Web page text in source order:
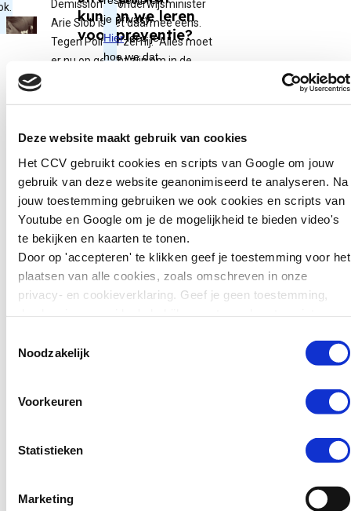
Deze website maakt gebruik van cookies
Het CCV gebruikt cookies en scripts van Google om jouw
gebruik van deze website geanonimiseerd te analyseren. Na
jouw toestemming gebruiken we ook cookies en scripts van
Youtube en Google om je de mogelijkheid te bieden video's
te bekijken en kaarten te tonen.
Door op 'accepteren' te klikken geef je toestemming voor het
plaatsen van alle cookies, zoals omschreven in onze
privacy- en cookieverklaring. Geef je geen toestemming,
Noodzakelijk
Voorkeuren
Statistieken
Marketing
Demissionair onderwijsminister
Arie Slob is het daarmee eens.
Tegen Pointer zei hij: “Alles moet
er nu op gericht zijn om in de
verankeren dat mediawijsheid op
gesteld.”
Hulp zoeken
OpPointer.nlkun je de ervaring van
Nienke met online shaming lezen.
Haar advies aan andere meiden en
jongens die het overkom: “Praat
namelijk geen oordeel over jou en
buitenstaanders dit vaak wel
terecht bij Girl’s choice, een groep
kunnen we leren
voor preventie?
misdrijven plegen
straffen. Jongeren van
15 tot en met 17 jaar
kunnen daar sinds kort
in de gevangenis
terechtkomen in plaats
van…
Lees verder
Adolescente...